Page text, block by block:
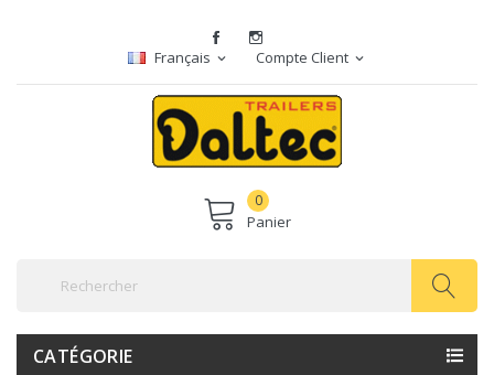
Français expand_more Compte Client expand_more
0
Panier
CATÉGORIE